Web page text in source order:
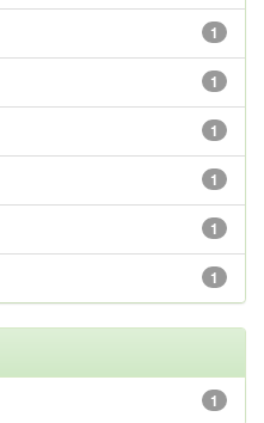
1
1
1
1
1
1
1